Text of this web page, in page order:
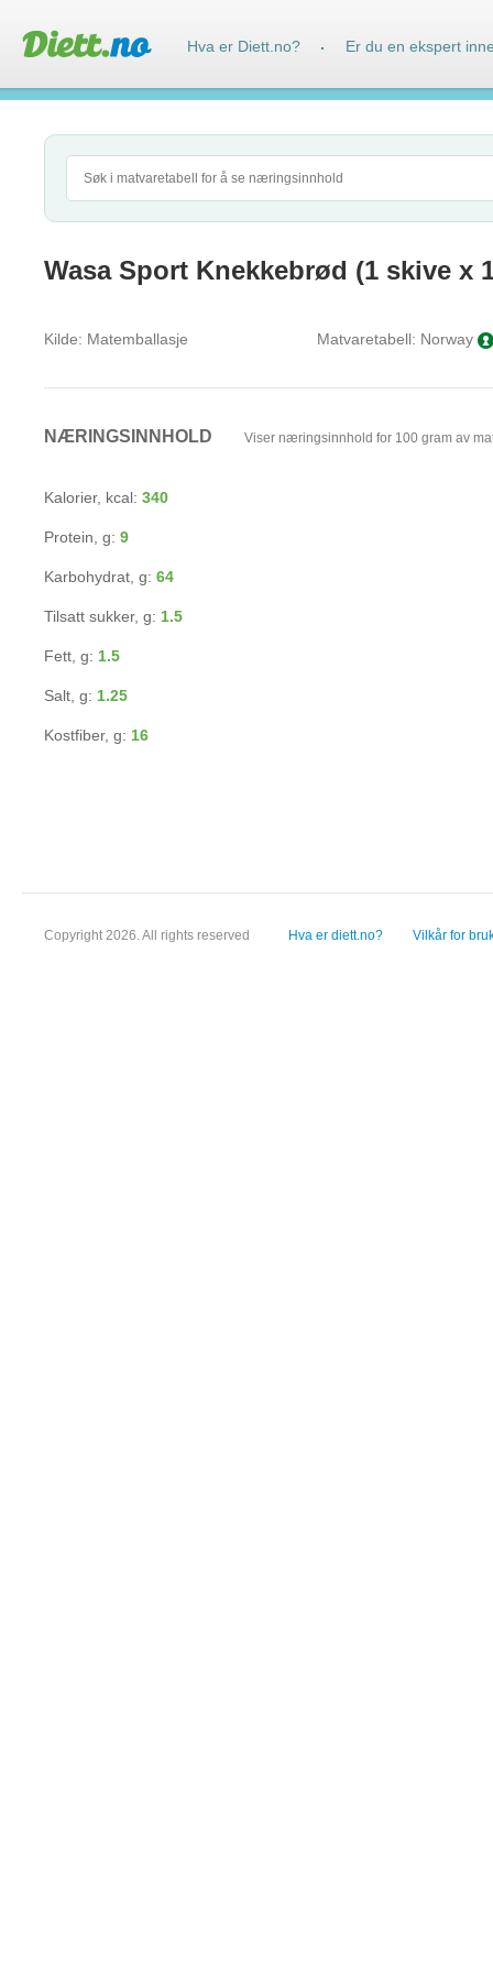
Wasa Sport Knekkebrød (1 skive x
Kilde: Matemballasje Matvaretabell: Norway
NÆRINGSINNHOLD Viser næringsinnhold for 100 gram av
Kalorier, kcal: 340
Protein, g: 9
Karbohydrat, g: 64
Tilsatt sukker, g: 1.5
Fett, g: 1.5
Salt, g: 1.25
Kostfiber, g: 16
Copyright 2026. All rights reserved Hva er diett.no? Vilkår for
Hva er Diett.no? · Er du en ekspert